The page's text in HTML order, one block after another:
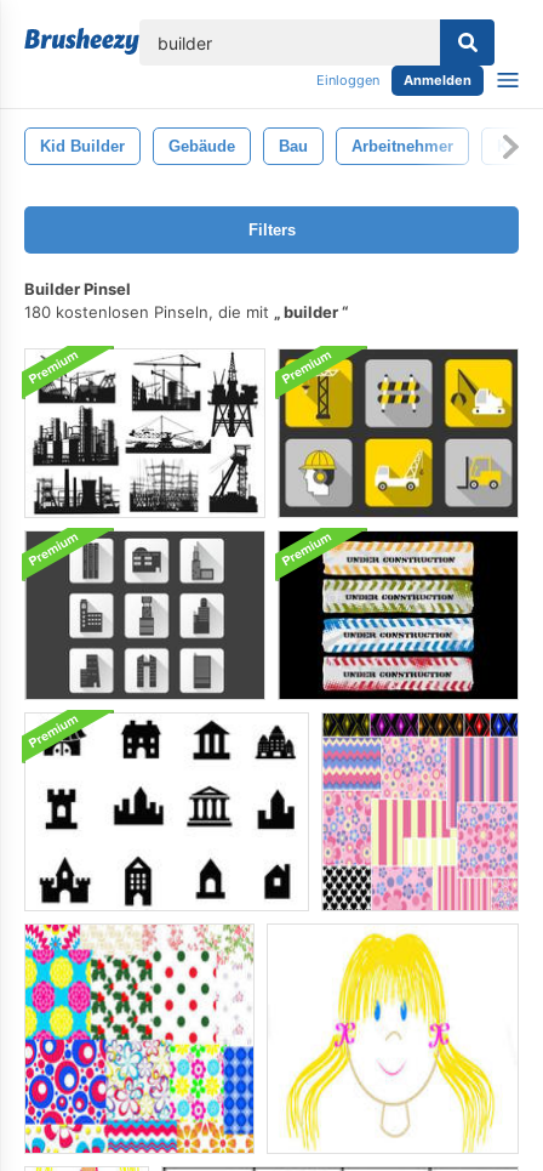
Einloggen Anmelden
Kid Builder Gebäude Bau Arbeitnehmer
Filters
Builder Pinsel
180 kostenlosen Pinseln, die mit
builder